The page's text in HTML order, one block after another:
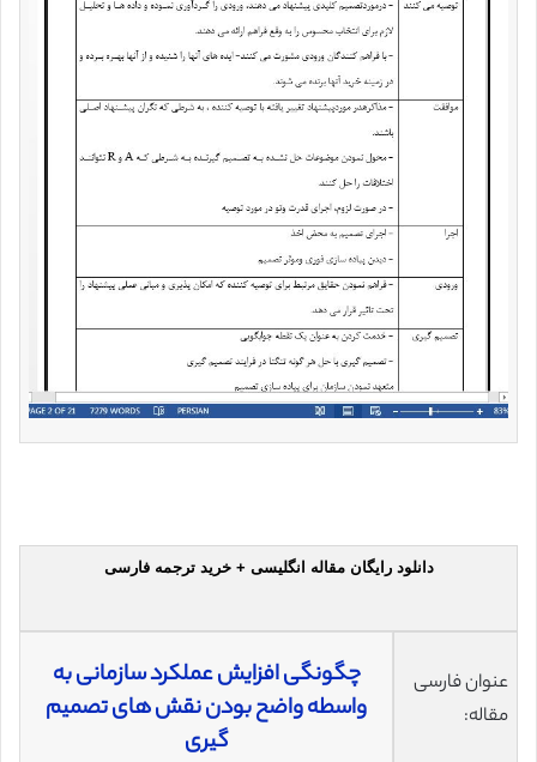
دانلود رایگان مقاله انگلیسی + خرید ترجمه فارسی
عنوان فارسی
مقاله:
چگونگی افزایش عملکرد سازمانی به
واسطه واضح بودن نقش های تصمیم
گیری